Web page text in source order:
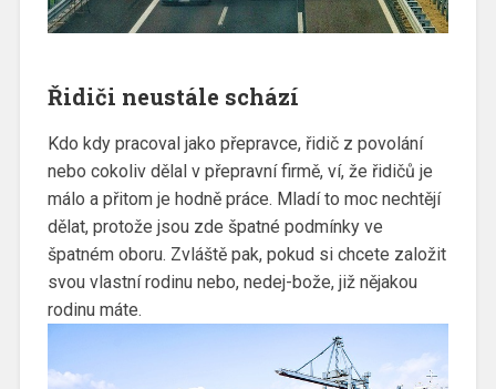
Řidiči neustále schází
Kdo kdy pracoval jako přepravce, řidič z povolání
nebo cokoliv dělal v přepravní firmě, ví, že řidičů je
málo a přitom je hodně práce. Mladí to moc nechtějí
dělat, protože jsou zde špatné podmínky ve
špatném oboru. Zvláště pak, pokud si chcete založit
svou vlastní rodinu nebo, nedej-bože, již nějakou
rodinu máte.